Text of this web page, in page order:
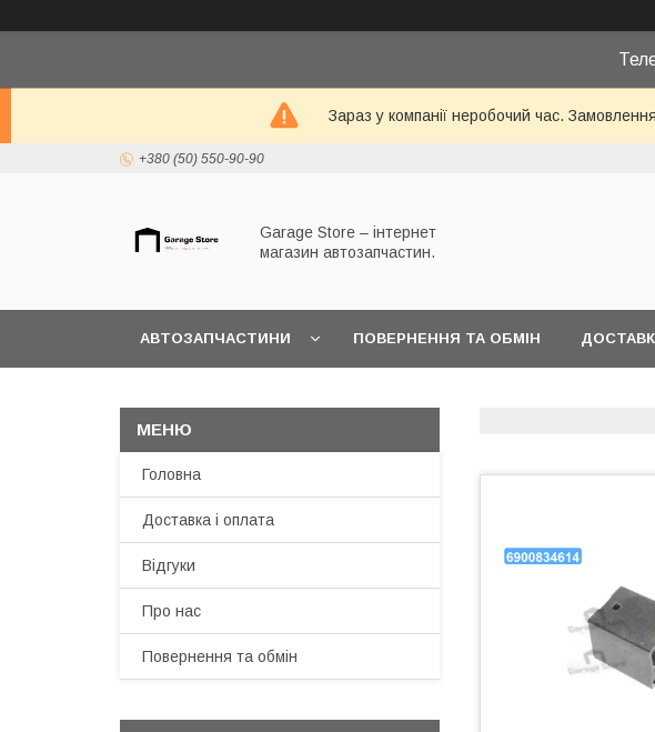
Зараз у компанії неробочий час.
+380 (50) 550-90-90
Garage Store – інтернет
магазин автозапчастин.
АВТОЗАПЧАСТИНИ ПОВЕРНЕННЯ ТА ОБМІН
Головна
Доставка і оплата
Відгуки
Про нас
Повернення та обмін